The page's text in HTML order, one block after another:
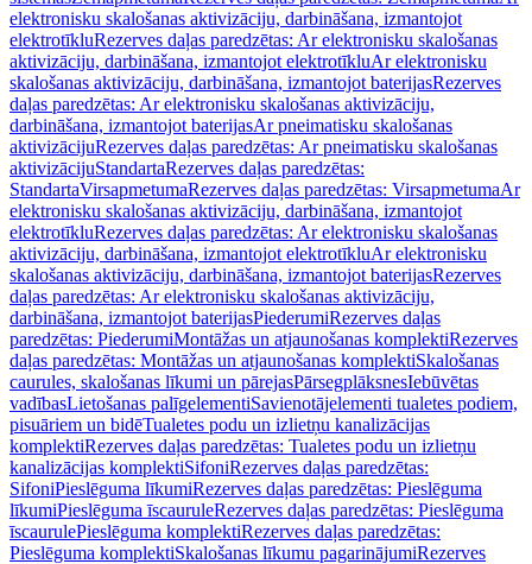
elektronisku skalošanas aktivizāciju, darbināšana, izmantojot
elektrotīkluRezerves daļas paredzētas: Ar elektronisku skalošanas
aktivizāciju, darbināšana, izmantojot elektrotīkluAr elektronisku
skalošanas aktivizāciju, darbināšana, izmantojot baterijasRezerves
daļas paredzētas: Ar elektronisku skalošanas aktivizāciju,
darbināšana, izmantojot baterijasAr pneimatisku skalošanas
aktivizācijuRezerves daļas paredzētas: Ar pneimatisku skalošanas
aktivizācijuStandartaRezerves daļas paredzētas:
StandartaVirsapmetumaRezerves daļas paredzētas: VirsapmetumaAr
elektronisku skalošanas aktivizāciju, darbināšana, izmantojot
elektrotīkluRezerves daļas paredzētas: Ar elektronisku skalošanas
aktivizāciju, darbināšana, izmantojot elektrotīkluAr elektronisku
skalošanas aktivizāciju, darbināšana, izmantojot baterijasRezerves
daļas paredzētas: Ar elektronisku skalošanas aktivizāciju,
darbināšana, izmantojot baterijasPiederumiRezerves daļas
paredzētas: PiederumiMontāžas un atjaunošanas komplektiRezerves
daļas paredzētas: Montāžas un atjaunošanas komplektiSkalošanas
caurules, skalošanas līkumi un pārejasPārsegplāksnesIebūvētas
vadībasLietošanas palīgelementiSavienotājelementi tualetes podiem,
pisuāriem un bidēTualetes podu un izlietņu kanalizācijas
komplektiRezerves daļas paredzētas: Tualetes podu un izlietņu
kanalizācijas komplektiSifoniRezerves daļas paredzētas:
SifoniPieslēguma līkumiRezerves daļas paredzētas: Pieslēguma
līkumiPieslēguma īscauruleRezerves daļas paredzētas: Pieslēguma
īscaurulePieslēguma komplektiRezerves daļas paredzētas:
Pieslēguma komplektiSkalošanas līkumu pagarinājumiRezerves